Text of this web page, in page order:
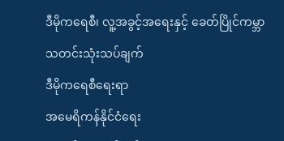
ဒီမိုကရေစီ၊ လူ့အခွင့်အရေးနှင့် ခေတ်ပြိုင်ကမ္ဘာ
သတင်းသုံးသပ်ချက်
ဒီမိုကရေစီရေးရာ
အမေရိကန်နိုင်ငံရေး